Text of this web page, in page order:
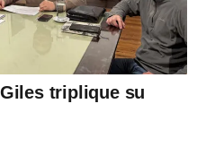
triplique su